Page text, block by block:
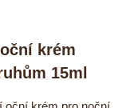
krém
15ml